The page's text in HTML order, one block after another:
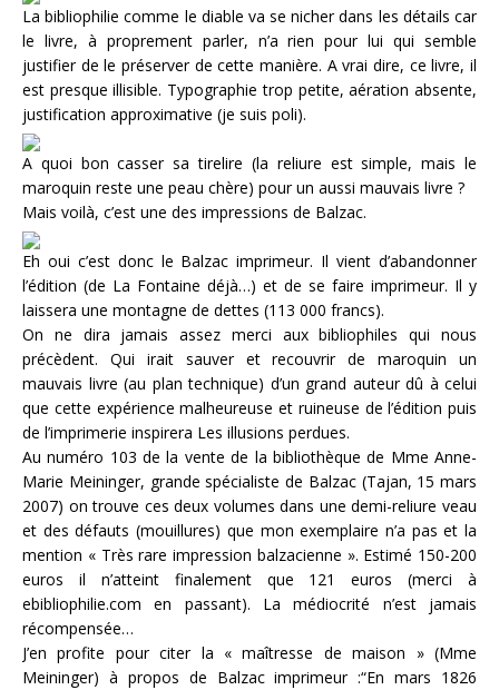
La bibliophilie comme le diable va se nicher dans les détails car
le livre, à proprement parler, n’a rien pour lui qui semble
justifier de le préserver de cette manière. A vrai dire, ce livre, il
est presque illisible. Typographie trop petite, aération absente,
justification approximative (je suis poli).
A quoi bon casser sa tirelire (la reliure est simple, mais le
maroquin reste une peau chère) pour un aussi mauvais livre ?
Mais voilà, c’est une des impressions de Balzac.
Eh oui c’est donc le Balzac imprimeur. Il vient d’abandonner
l’édition (de La Fontaine déjà…) et de se faire imprimeur. Il y
laissera une montagne de dettes (113 000 francs).
On ne dira jamais assez merci aux bibliophiles qui nous
précèdent. Qui irait sauver et recouvrir de maroquin un
mauvais livre (au plan technique) d’un grand auteur dû à celui
que cette expérience malheureuse et ruineuse de l’édition puis
de l’imprimerie inspirera Les illusions perdues.
Au numéro 103 de la vente de la bibliothèque de Mme Anne-
Marie Meininger, grande spécialiste de Balzac (Tajan, 15 mars
2007) on trouve ces deux volumes dans une demi-reliure veau
et des défauts (mouillures) que mon exemplaire n’a pas et la
mention « Très rare impression balzacienne ». Estimé 150-200
euros il n’atteint finalement que 121 euros (merci à
ebibliophilie.com en passant). La médiocrité n’est jamais
récompensée…
J’en profite pour citer la « maîtresse de maison » (Mme
Meininger) à propos de Balzac imprimeur :“En mars 1826